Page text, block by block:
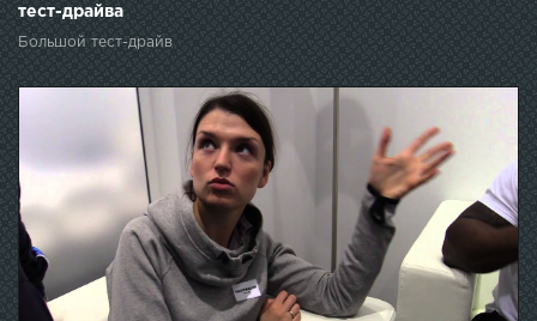
тест-драйва
Большой тест-драйв